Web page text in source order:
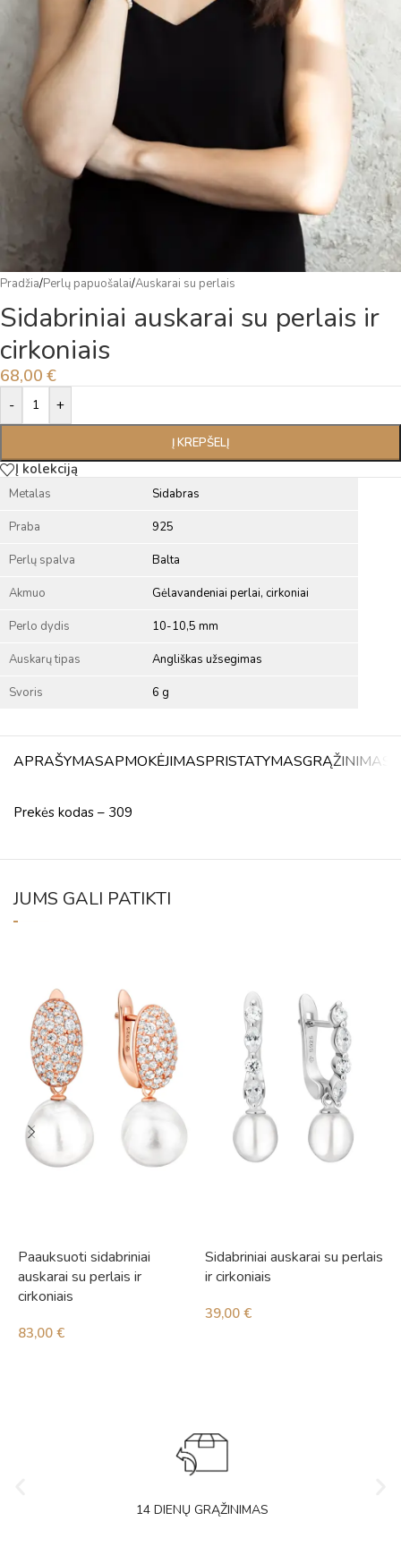
Pradžia/Perlų papuošalai/Auskarai su perlais
Sidabriniai auskarai su perlais ir
cirkoniais
68,00 €
- +
Į KREPŠELĮ
Alternative:
Į kolekciją
Metalas Sidabras
Praba 925
Perlų spalva Balta
Akmuo Gėlavandeniai perlai, cirkoniai
Perlo dydis 10-10,5 mm
Auskarų tipas Angliškas užsegimas
Svoris 6 g
APRAŠYMASAPMOKĖJIMASPRISTATYMASGRĄŽINIMAS
Prekės kodas – 309
JUMS GALI PATIKTI
Paauksuoti sidabriniai
auskarai su perlais ir
cirkoniais
83,00 €
Sidabriniai auskarai su perlais
ir cirkoniais
39,00 €
14 DIENŲ GRĄŽINIMAS